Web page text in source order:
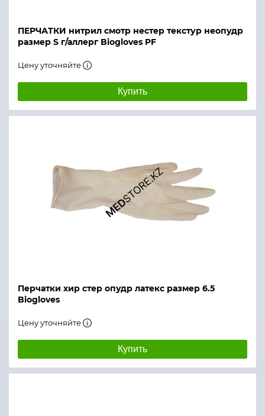
ПЕРЧАТКИ нитрил смотр нестер текстур неопудр
размер S г/аллерг Biogloves PF
Цену уточняйте
Купить
Перчатки хир стер опудр латекс размер 6.5
Biogloves
Цену уточняйте
Купить